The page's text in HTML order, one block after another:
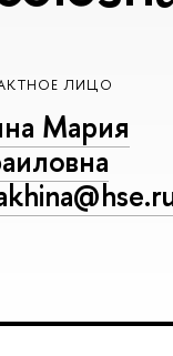
ЛИЦО
Мария